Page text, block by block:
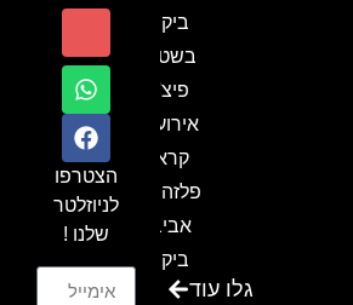
ביקור
בשטח-
פיצ'ר
אירועים
קראון
פלזה תל
אביב-
ביקור
בכנסגלו עוד
הצטרפו
לניוזלטר
שלנו !